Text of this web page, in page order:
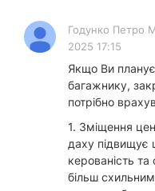
Годунко Петро
2025 17:15
Якщо Ви
багажнику,
потрібно
1. Зміщення
даху
керованість та
більш